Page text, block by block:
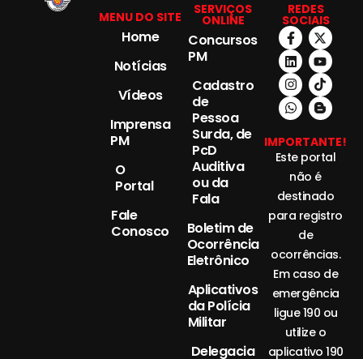
MENU DO SITE
Home
Notícias
Vídeos
Imprensa
PM
O
Portal
Fale
Conosco
SERVIÇOS
ONLINE
Concursos
PM
Cadastro
de
Pessoa
Surda, de
PcD
Auditiva
ou da
Fala
Boletim de
Ocorrência
Eletrônico
Aplicativos
da Polícia
Militar
Delegacia
REDES
SOCIAIS
IMPORTANTE!
Este portal
não é
destinado
para registro
de
ocorrências.
Em caso de
emergência
ligue 190 ou
utilize o
aplicativo 190